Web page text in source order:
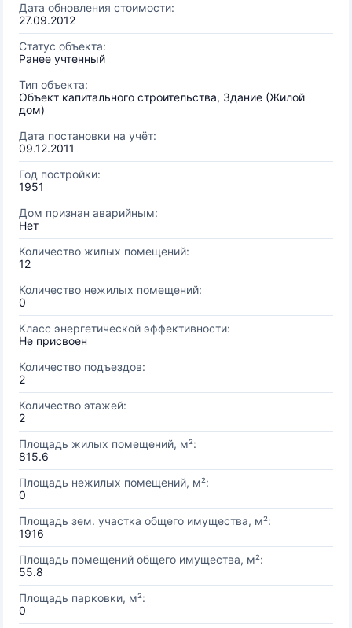
Дата обновления стоимости:
27.09.2012
Статус объекта:
Ранее учтенный
Тип объекта:
Объект капитального строительства, Здание (Жилой
дом)
Дата постановки на учёт:
09.12.2011
Год постройки:
1951
Дом признан аварийным:
Нет
Количество жилых помещений:
12
Количество нежилых помещений:
0
Класс энергетической эффективности:
Не присвоен
Количество подъездов:
2
Количество этажей:
2
Площадь жилых помещений, м²:
815.6
Площадь нежилых помещений, м²:
0
Площадь зем. участка общего имущества, м²:
1916
Площадь помещений общего имущества, м²:
55.8
Площадь парковки, м²:
0